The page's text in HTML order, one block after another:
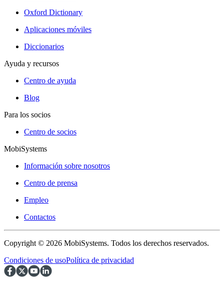
Oxford Dictionary
Aplicaciones móviles
Diccionarios
Ayuda y recursos
Centro de ayuda
Blog
Para los socios
Centro de socios
MobiSystems
Información sobre nosotros
Centro de prensa
Empleo
Contactos
Copyright © 2026 MobiSystems. Todos los derechos reservados.
Condiciones de usoPolítica de privacidad